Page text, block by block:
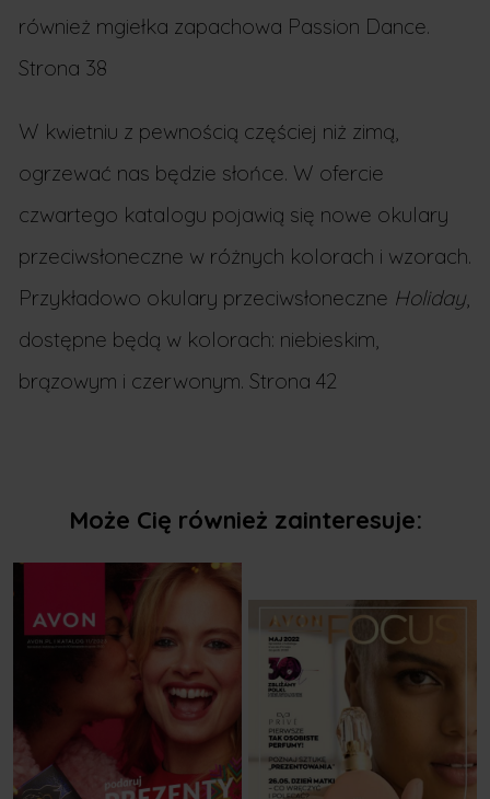
również mgiełka zapachowa Passion Dance.
Strona 38
W kwietniu z pewnością częściej niż zimą,
ogrzewać nas będzie słońce. W ofercie
czwartego katalogu pojawią się nowe okulary
przeciwsłoneczne w różnych kolorach i wzorach.
Przykładowo okulary przeciwsłoneczne Holiday,
dostępne będą w kolorach: niebieskim,
brązowym i czerwonym. Strona 42
Może Cię również zainteresuje: